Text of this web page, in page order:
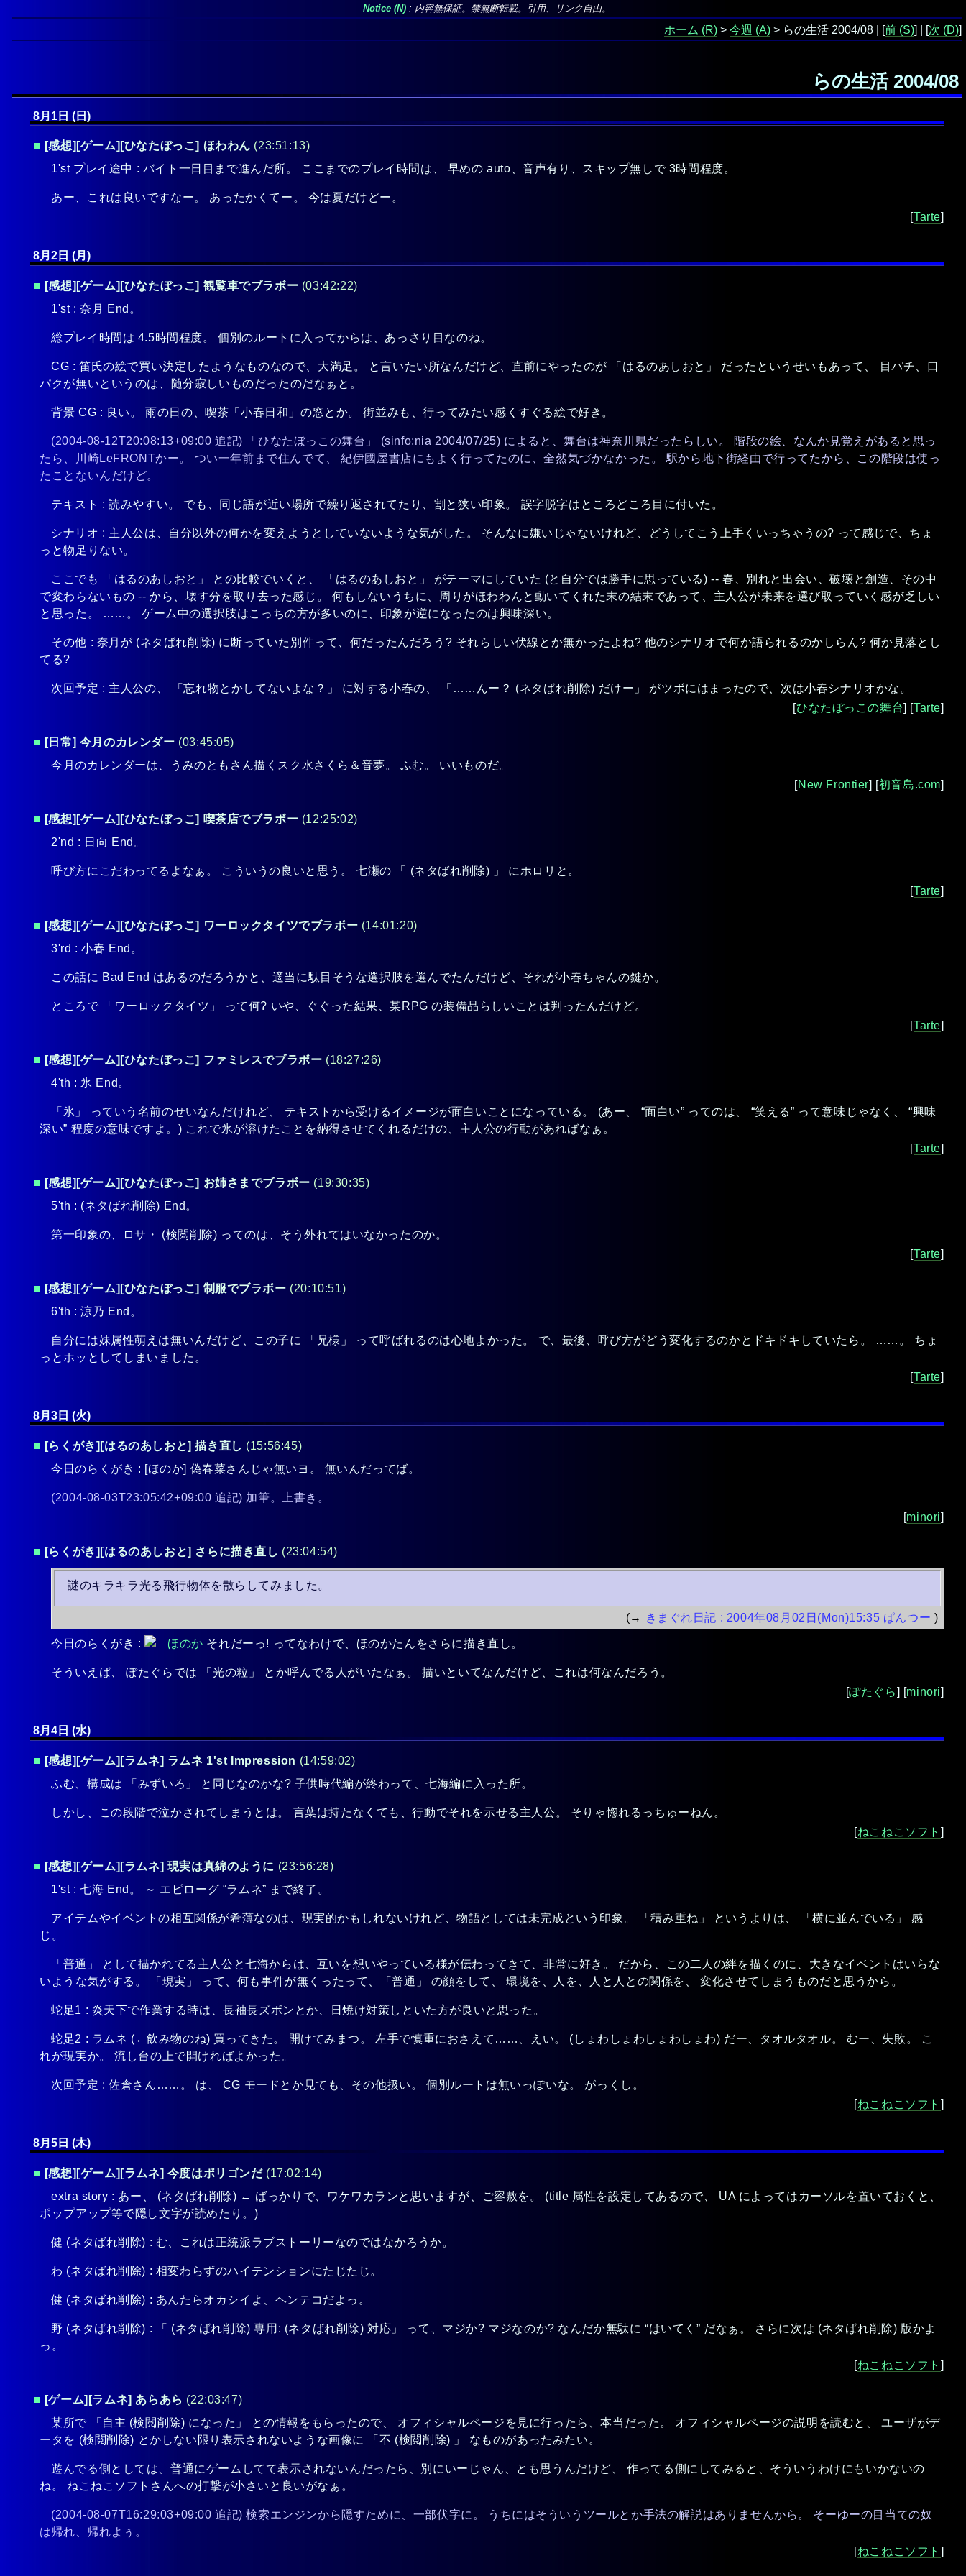
Notice : 内容無保証。禁無断転載。引用、リンク自由。
ホーム > 今週 > らの生活 2004/08 | [前 ] | [次 ]
らの生活 2004/08
8月1日 (日)
■ [感想][ゲーム][ひなたぼっこ] ほわわん (23:51:13)
1'st プレイ途中 : バイト一日目まで進んだ所。 ここまでのプレイ時間は、 早めの auto、音声有り、スキップ無しで 3時間程度。
あー、これは良いですなー。 あったかくてー。 今は夏だけどー。
[Tarte]
8月2日 (月)
■ [感想][ゲーム][ひなたぼっこ] 観覧車でブラボー (03:42:22)
1'st : 奈月 End。
総プレイ時間は 4.5時間程度。 個別のルートに入ってからは、あっさり目なのね。
CG : 笛氏の絵で買い決定したようなものなので、大満足。 と言いたい所なんだけど、直前にやったのが 「はるのあしおと」 だったというせいもあって、 目パチ、口
パクが無いというのは、随分寂しいものだったのだなぁと。
背景 CG : 良い。 雨の日の、喫茶「小春日和」の窓とか。 街並みも、行ってみたい感くすぐる絵で好き。
(2004-08-12T20:08:13+09:00 追記) 「ひなたぼっこの舞台」 (sinfo;nia 2004/07/25) によると、舞台は神奈川県だったらしい。 階段の絵、なんか見覚えがあると思っ
たら、川崎LeFRONTかー。 つい一年前まで住んでて、 紀伊國屋書店にもよく行ってたのに、全然気づかなかった。 駅から地下街経由で行ってたから、この階段は使っ
たことないんだけど。
テキスト : 読みやすい。 でも、同じ語が近い場所で繰り返されてたり、割と狭い印象。 誤字脱字はところどころ目に付いた。
シナリオ : 主人公は、自分以外の何かを変えようとしていないような気がした。 そんなに嫌いじゃないけれど、どうしてこう上手くいっちゃうの? って感じで、ちょ
っと物足りない。
ここでも 「はるのあしおと」 との比較でいくと、 「はるのあしおと」 がテーマにしていた (と自分では勝手に思っている) -- 春、別れと出会い、破壊と創造、その中
で変わらないもの -- から、壊す分を取り去った感じ。 何もしないうちに、周りがほわわんと動いてくれた末の結末であって、主人公が未来を選び取っていく感が乏しい
と思った。 ……。 ゲーム中の選択肢はこっちの方が多いのに、印象が逆になったのは興味深い。
その他 : 奈月が (ネタばれ削除) に断っていた別件って、何だったんだろう? それらしい伏線とか無かったよね? 他のシナリオで何か語られるのかしらん? 何か見落とし
てる?
次回予定 : 主人公の、 「忘れ物とかしてないよな？」 に対する小春の、 「……んー？ (ネタばれ削除) だけー」 がツボにはまったので、次は小春シナリオかな。
[ひなたぼっこの舞台] [Tarte]
■ [日常] 今月のカレンダー (03:45:05)
今月のカレンダーは、うみのともさん描くスク水さくら＆音夢。 ふむ。 いいものだ。
[New Frontier] [初音島.com]
■ [感想][ゲーム][ひなたぼっこ] 喫茶店でブラボー (12:25:02)
2'nd : 日向 End。
呼び方にこだわってるよなぁ。 こういうの良いと思う。 七瀬の 「 (ネタばれ削除) 」 にホロリと。
[Tarte]
■ [感想][ゲーム][ひなたぼっこ] ワーロックタイツでブラボー (14:01:20)
3'rd : 小春 End。
この話に Bad End はあるのだろうかと、適当に駄目そうな選択肢を選んでたんだけど、それが小春ちゃんの鍵か。
ところで 「ワーロックタイツ」 って何? いや、ぐぐった結果、某RPG の装備品らしいことは判ったんだけど。
[Tarte]
■ [感想][ゲーム][ひなたぼっこ] ファミレスでブラボー (18:27:26)
4'th : 氷 End。
「氷」 っていう名前のせいなんだけれど、 テキストから受けるイメージが面白いことになっている。 (あー、 “面白い” ってのは、 “笑える” って意味じゃなく、 “興味
深い” 程度の意味ですよ。) これで氷が溶けたことを納得させてくれるだけの、主人公の行動があればなぁ。
[Tarte]
■ [感想][ゲーム][ひなたぼっこ] お姉さまでブラボー (19:30:35)
5'th : (ネタばれ削除) End。
第一印象の、ロサ・ (検閲削除) ってのは、そう外れてはいなかったのか。
[Tarte]
■ [感想][ゲーム][ひなたぼっこ] 制服でブラボー (20:10:51)
6'th : 涼乃 End。
自分には妹属性萌えは無いんだけど、この子に 「兄様」 って呼ばれるのは心地よかった。 で、最後、呼び方がどう変化するのかとドキドキしていたら。 ……。 ちょ
っとホッとしてしまいました。
[Tarte]
8月3日 (火)
■ [らくがき][はるのあしおと] 描き直し (15:56:45)
今日のらくがき : [ほのか] 偽春菜さんじゃ無いヨ。 無いんだってば。
(2004-08-03T23:05:42+09:00 追記) 加筆。上書き。
[minori]
■ [らくがき][はるのあしおと] さらに描き直し (23:04:54)
謎のキラキラ光る飛行物体を散らしてみました。
(→ きまぐれ日記 : 2004年08月02日(Mon)15:35 ぱんつー )
今日のらくがき : それだーっ! ってなわけで、ほのかたんをさらに描き直し。
そういえば、 ぽたぐらでは 「光の粒」 とか呼んでる人がいたなぁ。 描いといてなんだけど、これは何なんだろう。
[ぽたぐら] [minori]
8月4日 (水)
■ [感想][ゲーム][ラムネ] ラムネ 1'st Impression (14:59:02)
ふむ、構成は 「みずいろ」 と同じなのかな? 子供時代編が終わって、七海編に入った所。
しかし、この段階で泣かされてしまうとは。 言葉は持たなくても、行動でそれを示せる主人公。 そりゃ惚れるっちゅーねん。
[ねこねこソフト]
■ [感想][ゲーム][ラムネ] 現実は真綿のように (23:56:28)
1'st : 七海 End。 ～ エピローグ “ラムネ” まで終了。
アイテムやイベントの相互関係が希薄なのは、現実的かもしれないけれど、物語としては未完成という印象。 「積み重ね」 というよりは、 「横に並んでいる」 感
じ。
「普通」 として描かれてる主人公と七海からは、互いを想いやっている様が伝わってきて、非常に好き。 だから、この二人の絆を描くのに、大きなイベントはいらな
いような気がする。 「現実」 って、何も事件が無くったって、「普通」 の顔をして、 環境を、人を、人と人との関係を、 変化させてしまうものだと思うから。
蛇足1 : 炎天下で作業する時は、長袖長ズボンとか、日焼け対策しといた方が良いと思った。
蛇足2 : ラムネ (←飲み物のね) 買ってきた。 開けてみまつ。 左手で慎重におさえて……、えい。 (しょわしょわしょわしょわ) だー、タオルタオル。 むー、失敗。 こ
れが現実か。 流し台の上で開ければよかった。
次回予定 : 佐倉さん……。 は、 CG モードとか見ても、その他扱い。 個別ルートは無いっぽいな。 がっくし。
[ねこねこソフト]
8月5日 (木)
■ [感想][ゲーム][ラムネ] 今度はポリゴンだ(17:02:14)
extra story : あー、
(ネタばれ削除) ← ばっかりで、ワケワカランと思いますが、ご容赦を。 (title 属性を設定してあるので、 UA によってはカーソルを置いておくと、
ポップアップ等で隠し文字が読めたり。)
健 (ネタばれ削除) : む、これは正統派ラブストーリーなのではなかろうか。
わ (ネタばれ削除) : 相変わらずのハイテンションにたじたじ。
健 (ネタばれ削除) : あんたらオカシイよ、ヘンテコだよっ。
野 (ネタばれ削除) : 「 (ネタばれ削除)専用: (ネタばれ削除)対応」 って、マジか? マジなのか? なんだか無駄に “はいてく” だなぁ。 さらに次は (ネタばれ削除) 版かよ
っ。
[ねこねこソフト]
■ [ゲーム][ラムネ] あらあら (22:03:47)
某所で 「自主 (検閲削除) になった」 との情報をもらったので、 オフィシャルページを見に行ったら、本当だった。 オフィシャルページの説明を読むと、 ユーザがデ
ータを (検閲削除) とかしない限り表示されないような画像に 「不 (検閲削除) 」 なものがあったみたい。
遊んでる側としては、普通にゲームしてて表示されないんだったら、別にいーじゃん、とも思うんだけど、 作ってる側にしてみると、そういうわけにもいかないの
ね。 ねこねこソフトさんへの打撃が小さいと良いがなぁ。
(2004-08-07T16:29:03+09:00 追記) 検索エンジンから隠すために、一部伏字に。 うちにはそういうツールとか手法の解説はありませんから。 そーゆーの目当ての奴
は帰れ、帰れよぅ。
[ねこねこソフト]